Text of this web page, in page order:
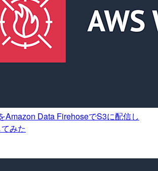
Amazon Data FirehoseでS3に配信し
みた